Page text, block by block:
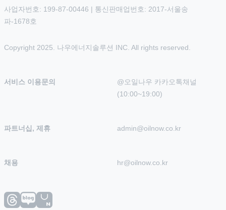
사업자번호: 199-87-00446 | 통신판매업번호: 2017-서울송
파-1678호
Copyright 2025. 나우에너지솔루션 INC. All rights reserved.
서비스 이용문의
@오일나우 카카오톡채널
(10:00~19:00)
파트너십, 제휴 admin@oilnow.co.kr
채용 hr@oilnow.co.kr